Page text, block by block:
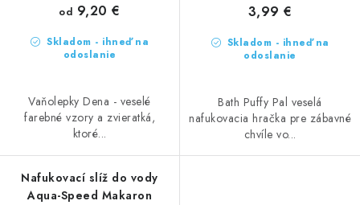
Skladom - ihneď na
odoslanie
od 9,20 €
Vaňolepky Dena - veselé
farebné vzory a zvieratká,
ktoré...
Skladom - ihneď na
odoslanie
3,99 €
Bath Puffy Pal veselá
nafukovacia hračka pre zábavné
chvíle vo...
Nafukovací slíž do vody
Aqua-Speed Makaron